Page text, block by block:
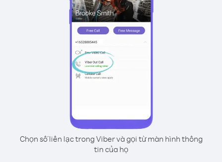
Chọn số liên lạc trong Viber và gọi từ màn hình thông
tin của họ